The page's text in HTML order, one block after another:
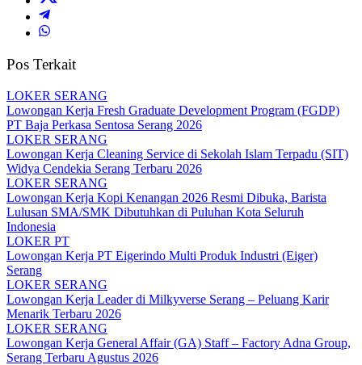
Pos Terkait
LOKER SERANG
Lowongan Kerja Fresh Graduate Development Program (FGDP)
PT Baja Perkasa Sentosa Serang 2026
LOKER SERANG
Lowongan Kerja Cleaning Service di Sekolah Islam Terpadu (SIT)
Widya Cendekia Serang Terbaru 2026
LOKER SERANG
Lowongan Kerja Kopi Kenangan 2026 Resmi Dibuka, Barista
Lulusan SMA/SMK Dibutuhkan di Puluhan Kota Seluruh
Indonesia
LOKER PT
Lowongan Kerja PT Eigerindo Multi Produk Industri (Eiger)
Serang
LOKER SERANG
Lowongan Kerja Leader di Milkyverse Serang – Peluang Karir
Menarik Terbaru 2026
LOKER SERANG
Lowongan Kerja General Affair (GA) Staff – Factory Adna Group,
Serang Terbaru Agustus 2026